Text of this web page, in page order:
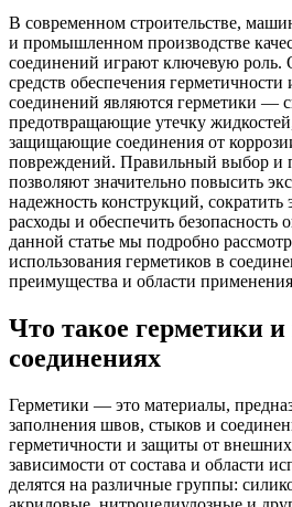
В современном строительстве,
и промышленном производстве
соединений играют ключевую
средств обеспечения
соединений являются герметики —
предотвращающие утечку
защищающие соединения от
повреждений. Правильный выбор и
позволяют значительно повысить
надежность конструкций,
расходы и обеспечить
данной статье мы подробно
использования герметиков в
преимущества и области
Что такое герметики и
соединениях
Герметики — это материалы,
заполнения швов, стыков и
герметичности и защиты от
зависимости от состава и области
делятся на различные группы: